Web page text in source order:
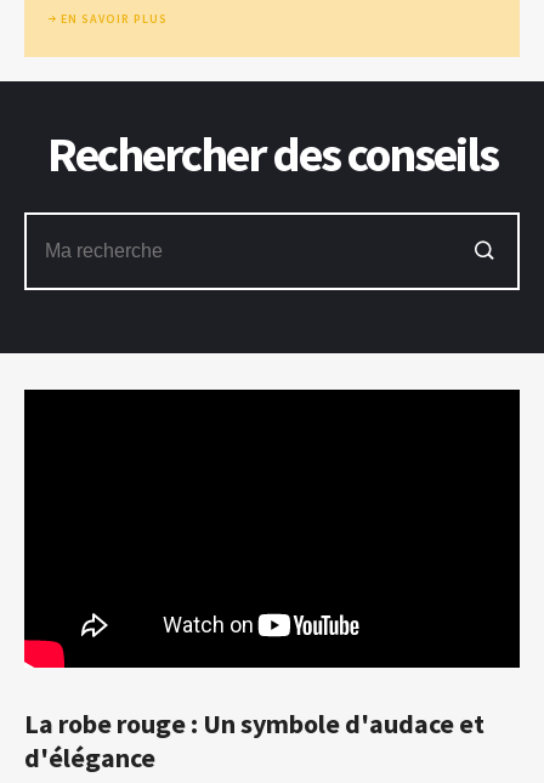
La robe rouge : Un symbole d'audace et
d'élégance
EN SAVOIR PLUS
Rechercher des conseils